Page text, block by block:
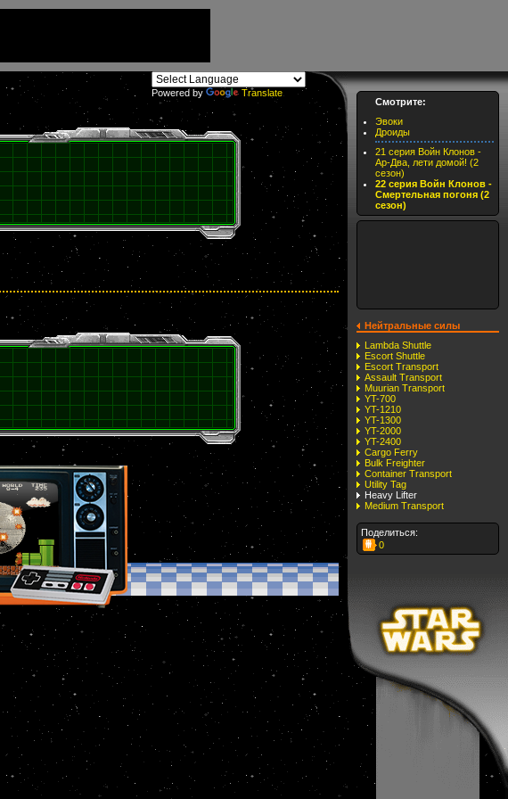
Powered by
Translate
Смотрите:
Эвоки
Дроиды
21 серия Войн Клонов -
Ар-Два, лети домой! (2
сезон)
22 серия Войн Клонов -
Смертельная погоня (2
сезон)
Нейтральные силы
Lambda Shuttle
Escort Shuttle
Escort Transport
Assault Transport
Muurian Transport
YT-700
YT-1210
YT-1300
YT-2000
YT-2400
Cargo Ferry
Bulk Freighter
Container Transport
Utility Tag
Heavy Lifter
Medium Transport
Поделиться:
0